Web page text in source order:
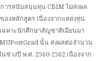
ารสนับสนุนทุน CBIM ไม่ส่งผล
งหลักสูตร เนื่องจากแหล่งทุน
ฉพาะนักศึกษาสัญชาติเมียนมา
นั้น ส่งผลต่อจำนวน
ช่วงปี พ.ศ. 2560-2562 เนื่องจาก